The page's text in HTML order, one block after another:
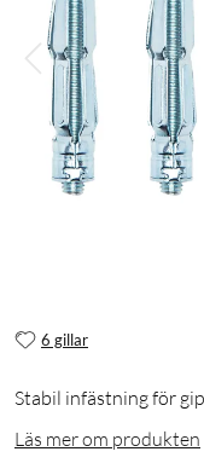
6 gillar
Stabil infästning för
Läs mer om produkten